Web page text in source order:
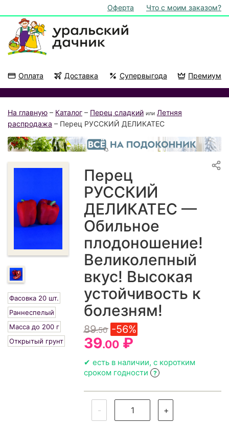
Оферта Что с моим заказом?
Оплата Доставка Супервыгода Премиум
На главную – Каталог – Перец сладкий или Летняя
распродажа – Перец РУССКИЙ ДЕЛИКАТЕС
Фасовка 20 шт.
Раннеспелый
Масса до 200 г
Открытый грунт
Перец
РУССКИЙ
ДЕЛИКАТЕС —
Обильное
плодоношение!
Великолепный
вкус! Высокая
устойчивость к
болезням!
89.50 -56%
39.00 ₽
✔ есть в наличии, с коротким
сроком годности ?
- +